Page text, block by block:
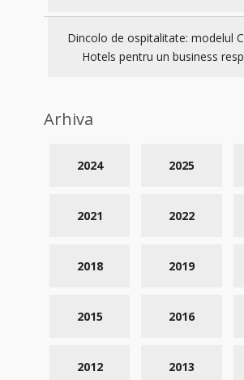
Dincolo de ospitalitate: modelul
Hotels pentru un business
Arhiva
2025
2024
2022
2021
2019
2018
2016
2015
2013
2012